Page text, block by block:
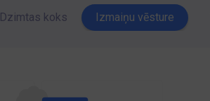
Dzimtas koks Izmaiņu vēsture